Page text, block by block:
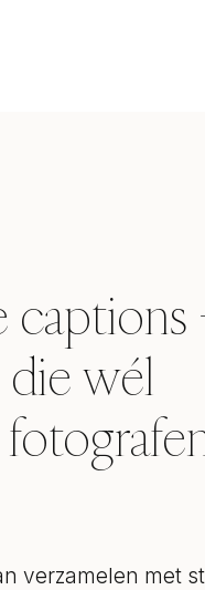
captions
wél
verzamelen met